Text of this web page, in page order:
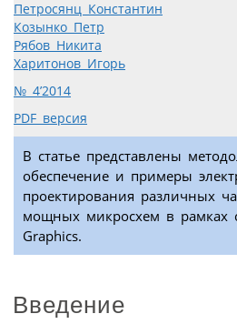
Петросянц Константин
Козынко Петр
Рябов Никита
Харитонов Игорь
№ 4’2014
PDF версия
В статье представлены
обеспечение и примеры
проектирования различных
мощных микросхем в рамках
Graphics.
Введение